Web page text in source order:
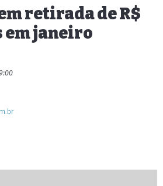
retirada de R$
em janeiro